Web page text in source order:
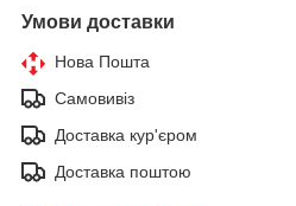
Умови доставки
Нова Пошта
Самовивіз
Доставка кур'єром
Доставка поштою